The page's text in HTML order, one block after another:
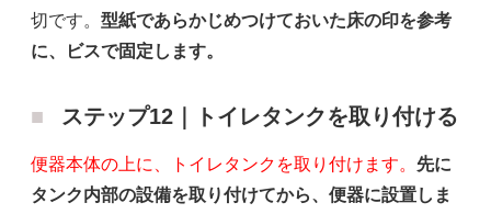
切です。 型紙であらかじめつけておいた床の印を参考
に、ビスで固定します。
ステップ12｜トイレタンクを取り付ける
便器本体の上に、トイレタンクを取り付けます。 先に
タンク内部の設備を取り付けてから、便器に設置しま